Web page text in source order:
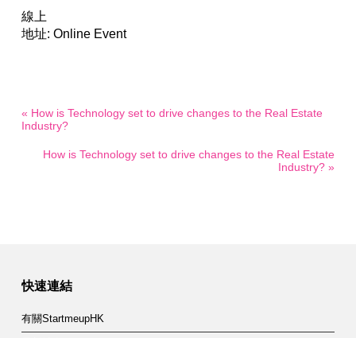
線上
地址: Online Event
« How is Technology set to drive changes to the Real Estate
Industry?
How is Technology set to drive changes to the Real Estate
Industry? »
快速連結
有關StartmeupHK